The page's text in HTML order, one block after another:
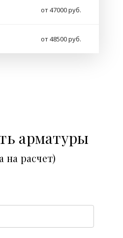
от 47000 руб.
от 48500 руб.
арматуры
на расчет)